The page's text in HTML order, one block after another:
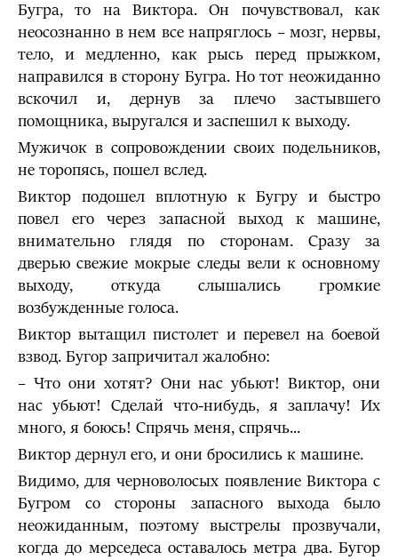
Бугра, то на Виктора. Он почувствовал, как
неосознанно в нем все напряглось – мозг, нервы,
тело, и медленно, как рысь перед прыжком,
направился в сторону Бугра. Но тот неожиданно
вскочил и, дернув за плечо застывшего
помощника, выругался и заспешил к выходу.
Мужичок в сопровождении своих подельников,
не торопясь, пошел вслед.
Виктор подошел вплотную к Бугру и быстро
повел его через за­пасной выход к машине,
внимательно глядя по сторонам. Сразу за
дверью свежие мокрые следы вели к основному
выходу, откуда слышались громкие
возбужденные голоса.
Виктор вытащил пистолет и перевел на боевой
взвод. Бугор запричитал жалобно:
– Что они хотят? Они нас убьют! Виктор, они
нас убьют! Сделай что-нибудь, я заплачу! Их
много, я боюсь! Спрячь меня, спрячь...
Виктор дернул его, и они бросились к машине.
Видимо, для черноволосых появление Виктора с
Бугром со стороны запасного выхода было
неожиданным, поэтому выстрелы прозвучали,
когда до мерседеса оставалось метра два. Бугор